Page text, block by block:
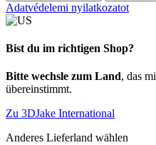
Adatvédelemi nyilatkozatot
Bist du im richtigen Shop?
Bitte wechsle zum Land, das
übereinstimmt.
Zu 3DJake International
Anderes Lieferland wählen